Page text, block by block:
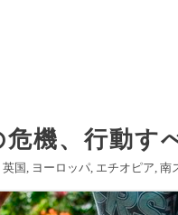
機、行動す
英国 ヨーロッパ エチオピア 南